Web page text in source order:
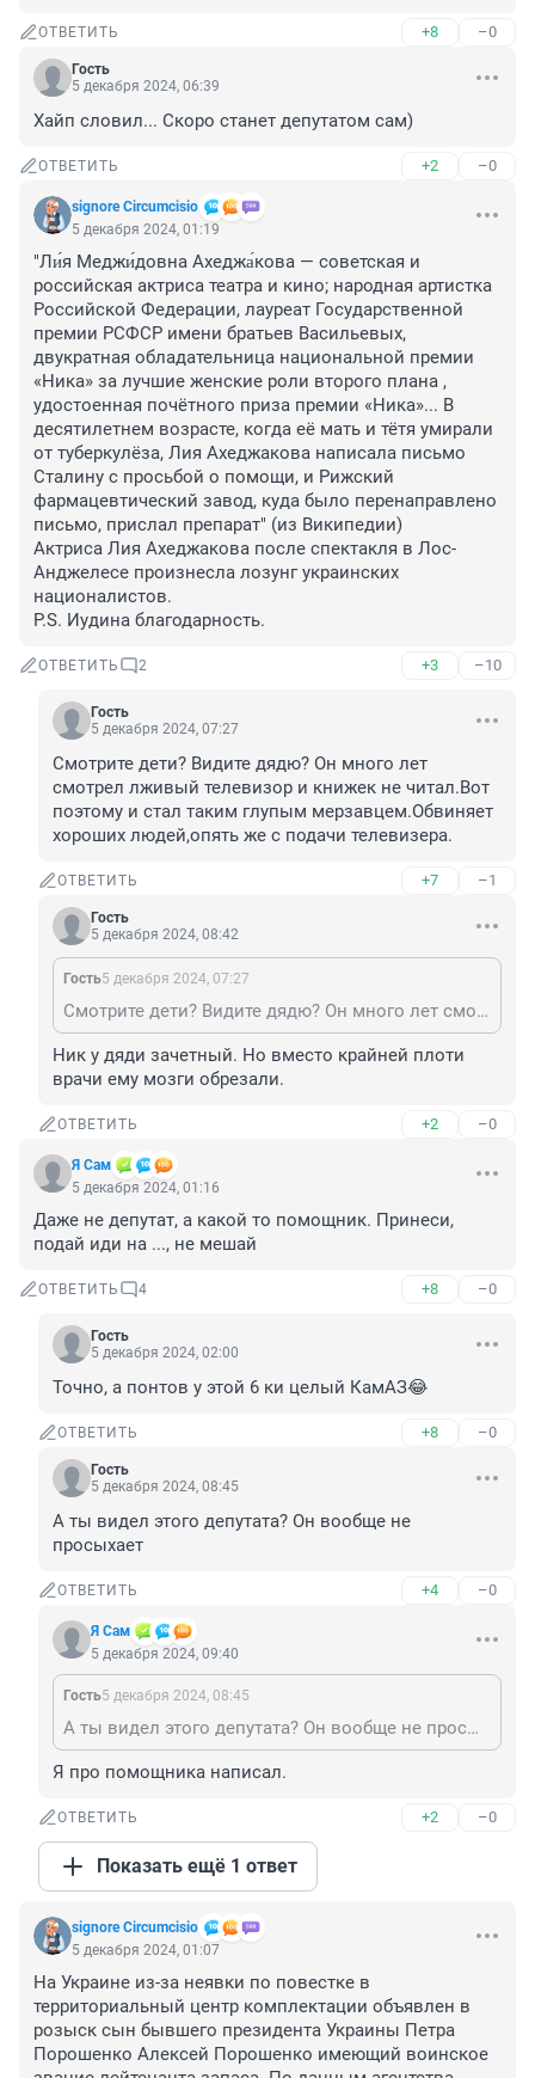
ОТВЕТИТЬ +8 –0
Гость
5 декабря 2024, 06:39
Хайп словил... Скоро станет депутатом сам)
ОТВЕТИТЬ +2 –0
signore Сircumcisio
5 декабря 2024, 01:19
"Ли́я Меджи́довна Ахеджа́кова — советская и
российская актриса театра и кино; народная артистка
Российской Федерации, лауреат Государственной
премии РСФСР имени братьев Васильевых,
двукратная обладательница национальной премии
«Ника» за лучшие женские роли второго плана ,
удостоенная почётного приза премии «Ника»... В
десятилетнем возрасте, когда её мать и тётя умирали
от туберкулёза, Лия Ахеджакова написала письмо
Сталину с просьбой о помощи, и Рижский
фармацевтический завод, куда было перенаправлено
письмо, прислал препарат" (из Википедии)
Актриса Лия Ахеджакова после спектакля в Лос-
Анджелесе произнесла лозунг украинских
националистов.
P.S. Иудина благодарность.
ОТВЕТИТЬ 2 +3 –10
Гость
5 декабря 2024, 07:27
Смотрите дети? Видите дядю? Он много лет
смотрел лживый телевизор и книжек не читал.Вот
поэтому и стал таким глупым мерзавцем.Обвиняет
хороших людей,опять же с подачи телевизера.
ОТВЕТИТЬ +7 –1
Гость
5 декабря 2024, 08:42
Гость5 декабря 2024, 07:27
Смотрите дети? Видите дядю? Он много лет смотрел лживый телевизор и книжек не читал.Вот поэтому и стал таким глупым мерзавцем.Обвиняет хороших людей,опять же с подачи телевизера.
Ник у дяди зачетный. Но вместо крайней плоти
врачи ему мозги обрезали.
ОТВЕТИТЬ +2 –0
Я Сам
5 декабря 2024, 01:16
Даже не депутат, а какой то помощник. Принеси,
подай иди на ..., не мешай
ОТВЕТИТЬ 4 +8 –0
Гость
5 декабря 2024, 02:00
Точно, а понтов у этой 6 ки целый КамАЗ😂
ОТВЕТИТЬ +8 –0
Гость
5 декабря 2024, 08:45
А ты видел этого депутата? Он вообще не
просыхает
ОТВЕТИТЬ +4 –0
Я Сам
5 декабря 2024, 09:40
Гость5 декабря 2024, 08:45
А ты видел этого депутата? Он вообще не просыхает
Я про помощника написал.
ОТВЕТИТЬ +2 –0
Показать ещё 1 ответ
signore Сircumcisio
5 декабря 2024, 01:07
На Украине из-за неявки по повестке в
территориальный центр комплектации объявлен в
розыск сын бывшего президента Украины Петра
Порошенко Алексей Порошенко имеющий воинское